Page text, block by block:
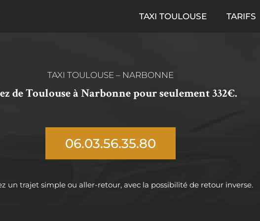
TAXI TOULOUSE TARIFS
TAXI TOULOUSE – NARBONNE
de Toulouse à Narbonne pour seulement 332€.
06.03.56.35.80
un trajet simple ou aller-retour, avec la possibilité de retour inverse.